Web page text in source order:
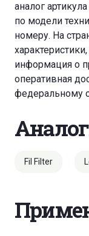
аналог
по модели
номеру. На
информация о
оперативная
федеральному
Fil Filter